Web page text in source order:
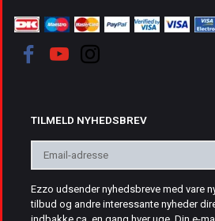
TILMELD NYHEDSBREV
Email-
adresse
Ezzo udsender nyhedsbreve med vare
tilbud og andre interessante nyheder
indbakke ca. en gang hver uge. Din e-